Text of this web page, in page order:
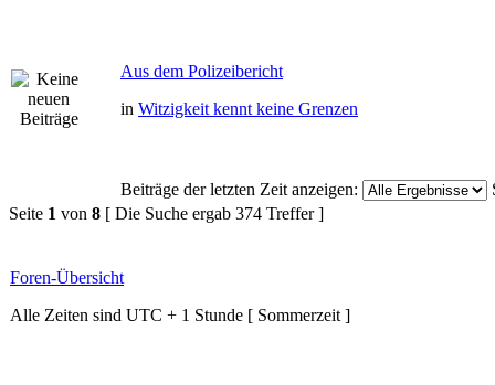
Aus dem Polizeibericht
in Witzigkeit kennt keine Grenzen
Beiträge der letzten Zeit anzeigen:
Seite 1 von 8 [ Die Suche ergab 374 Treffer ]
Foren-Übersicht
Alle Zeiten sind UTC + 1 Stunde [ Sommerzeit ]